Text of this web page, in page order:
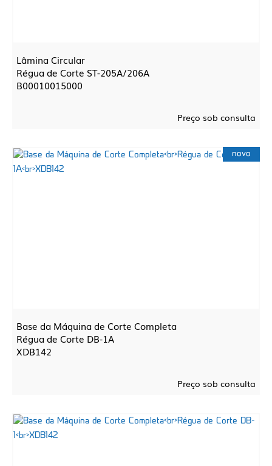
Lâmina Circular
Régua de Corte ST-205A/206A
B00010015000
Preço sob consulta
novo
Base da Máquina de Corte Completa
Régua de Corte DB-1A
XDB142
Preço sob consulta